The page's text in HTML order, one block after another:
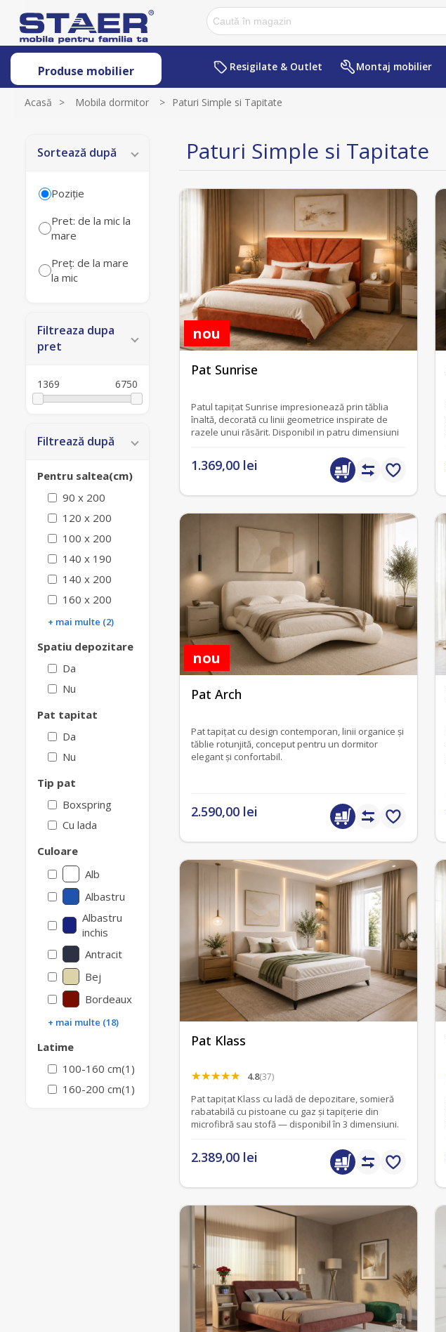
Produse mobilier Resigilate & Outlet Montaj mobilier
Acasă > Mobila dormitor > Paturi Simple si Tapitate
Sortează după
Poziţie
Pret: de la mic la
mare
Preț: de la mare
la mic
Filtreaza dupa
pret
1369 6750
Filtrează după
Pentru saltea(cm)
90 x 200
120 x 200
100 x 200
140 x 190
140 x 200
160 x 200
+ mai multe (2)
Spatiu depozitare
Da
Nu
Pat tapitat
Da
Nu
Tip pat
Boxspring
Cu lada
Culoare
Alb
Albastru
Albastru
inchis
Antracit
Bej
Bordeaux
+ mai multe (18)
Latime
100-160 cm(1)
160-200 cm(1)
Paturi Simple si Tapitate
Pat Sunrise
Patul tapițat Sunrise impresionează prin tăblia
înaltă, decorată cu linii geometrice inspirate de
razele unui răsărit. Disponibil in patru dimensiuni
nou
1.369,00 lei
Pat Arch
Pat tapițat cu design contemporan, linii organice și
tăblie rotunjită, conceput pentru un dormitor
elegant și confortabil.
nou
2.590,00 lei
Pat Klass
4.8(37)
Pat tapițat Klass cu ladă de depozitare, somieră
rabatabilă cu pistoane cu gaz și tapițerie din
microfibră sau stofă — disponibil în 3 dimensiuni.
2.389,00 lei